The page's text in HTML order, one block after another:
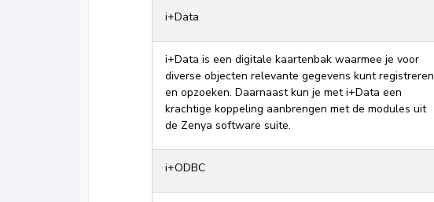
i+Data
i+Data is een digitale kaartenbak waarmee je voor
diverse objecten relevante gegevens kunt registreren
en opzoeken. Daarnaast kun je met i+Data een
krachtige koppeling aanbrengen met de modules uit
de Zenya software suite.
i+ODBC